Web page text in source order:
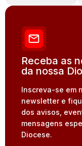
Receba as
da nossa
Inscreva-se em
newsletter e
dos avisos,
mensagens
Diocese.